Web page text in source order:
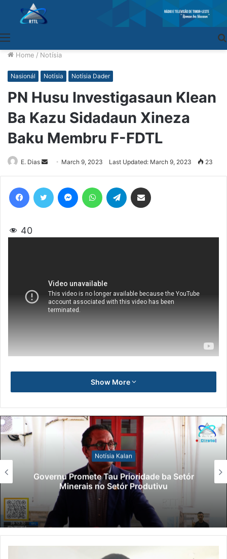
Home / Notísia
Nasionál Notísia Notísia Dader
PN Husu Investigasaun Klean
Ba Kazu Sidadaun Xineza
Baku Membru F-FDTL
E. Dias
Send
an
March 9, 2023 Last Updated: March 9, 2023 23
40
Show More
Notísia Kalan
Lei Siberseguransa Ajuda Autoridade
Polisiál Kaptura Autór Kriminozu ho
Paradeiru Iha Estranjeiru